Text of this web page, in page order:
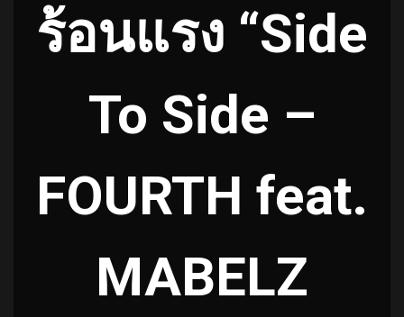
ร้อนแรง “Side
To Side –
FOURTH feat.
MABELZ